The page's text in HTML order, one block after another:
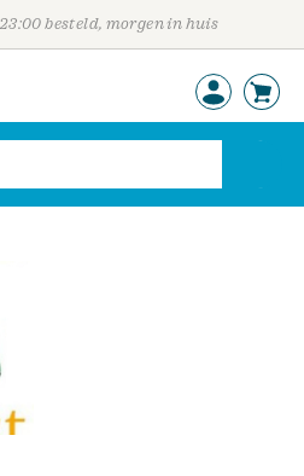
besteld, morgen in huis